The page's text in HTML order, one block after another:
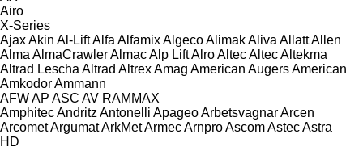
Airo
X-Series
AjaxAkin Al-LiftAlfa AlfamixAlgecoAlimakAliva AllattAllen
Alma AlmaCrawlerAlmacAlp LiftAlroAltecAltecAltekma
Altrad Lescha Altrad AltrexAmag American AugersAmerican
AmkodorAmmann
AFWAP ASC AV RAMMAX
AmphitecAndritz Antonelli ApageoArbetsvagnarArcen
ArcometArgumatArkMetArmecArnproAscomAstecAstra
HD